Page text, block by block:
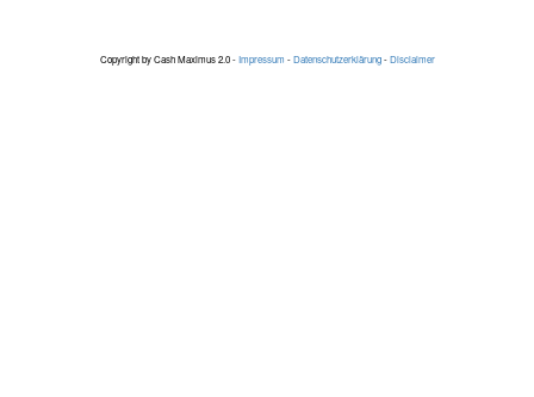
Copyright by Cash Maximus 2.0 -Impressum -Datenschutzerklärung-Disclaimer